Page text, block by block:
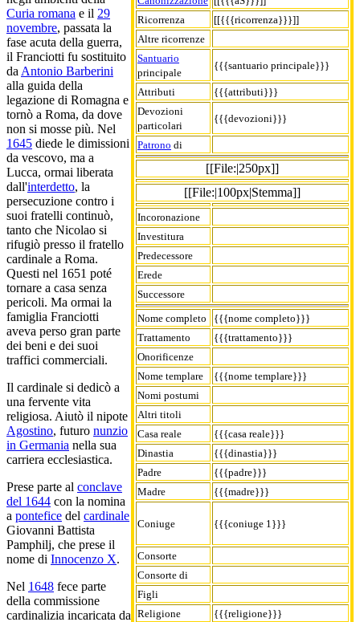
Ricorrenza
[[{{{ricorrenza}}}]]
Altre ricorrenze
Santuario
principale
{{{santuario principale}}}
Attributi
{{{attributi}}}
Devozioni
particolari
{{{devozioni}}}
Patrono di
[[File:|250px]]
[[File:|100px|Stemma]]
Incoronazione
Investitura
Predecessore
Erede
Successore
Nome completo
{{{nome completo}}}
Trattamento
{{{trattamento}}}
Onorificenze
Nome templare
{{{nome templare}}}
Nomi postumi
Altri titoli
Casa reale
{{{casa reale}}}
Dinastia
{{{dinastia}}}
Padre
{{{padre}}}
Madre
{{{madre}}}
Coniuge {{{coniuge 1}}}
Consorte
Consorte di
Figli
Religione
{{{religione}}}
Curia romana e il 29
novembre, passata la
fase acuta della guerra,
il Franciotti fu sostituito
da Antonio Barberini
alla guida della
legazione di Romagna e
tornò a Roma, da dove
non si mosse più. Nel
1645 diede le dimissioni
da vescovo, ma a
Lucca, ormai liberata
dall'interdetto, la
persecuzione contro i
suoi fratelli continuò,
tanto che Nicolao si
rifugiò presso il fratello
cardinale a Roma.
Questi nel 1651 poté
tornare a casa senza
pericoli. Ma ormai la
famiglia Franciotti
aveva perso gran parte
dei beni e dei suoi
traffici commerciali.
Il cardinale si dedicò a
una fervente vita
religiosa. Aiutò il nipote
Agostino, futuro nunzio
in Germania nella sua
carriera ecclesiastica.
Prese parte al conclave
del 1644 con la nomina
a pontefice del cardinale
Giovanni Battista
Pamphilj, che prese il
nome di Innocenzo X.
Nel 1648 fece parte
della commissione
cardinalizia incaricata da